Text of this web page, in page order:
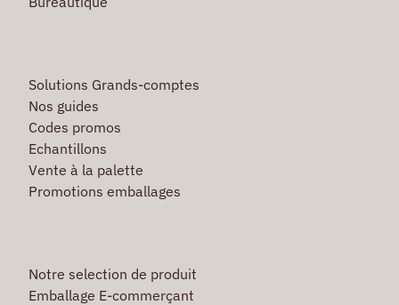
Solutions Grands-comptes
Nos guides
Codes promos
Echantillons
Vente à la palette
Promotions emballages
Notre selection de produit
Emballage E-commerçant